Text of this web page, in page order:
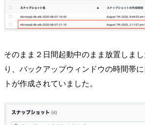
そのまま２日間起動中のまま放置しま
り、バックアップウィンドウの時間帯
トが作成されていました。